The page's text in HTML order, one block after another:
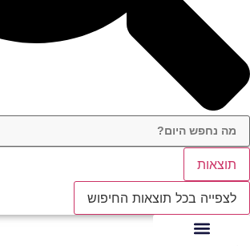
תוצאות
לצפייה בכל תוצאות החיפוש